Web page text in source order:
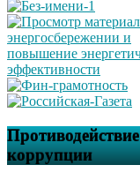
Противодействие
коррупции